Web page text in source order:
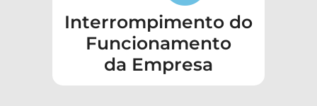
Interrompimento do
Funcionamento
da Empresa